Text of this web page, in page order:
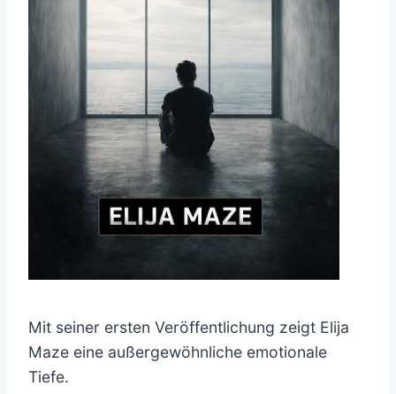
Mit seiner ersten Veröffentlichung zeigt Elija
Maze eine außergewöhnliche emotionale
Tiefe.